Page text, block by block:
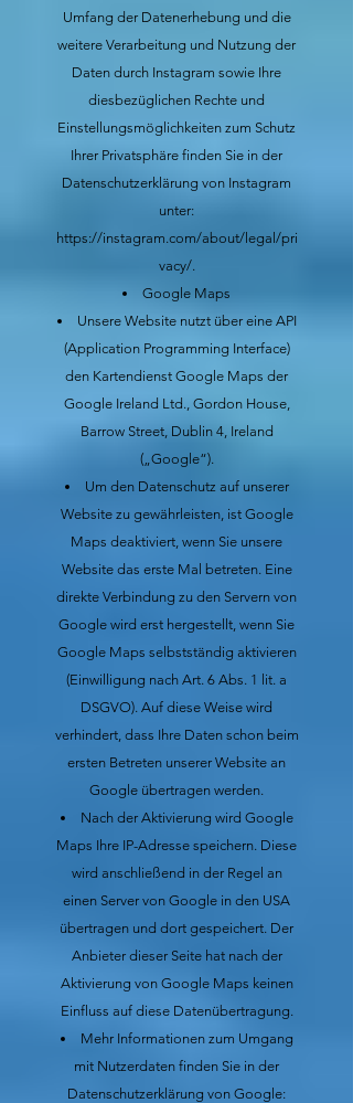
Umfang der Datenerhebung und die
weitere Verarbeitung und Nutzung der
Daten durch Instagram sowie Ihre
diesbezüglichen Rechte und
Einstellungsmöglichkeiten zum Schutz
Ihrer Privatsphäre finden Sie in der
Datenschutzerklärung von Instagram
unter:
https://instagram.com/about/legal/pri
vacy/.
Google Maps
Unsere Website nutzt über eine API
(Application Programming Interface)
den Kartendienst Google Maps der
Google Ireland Ltd., Gordon House,
Barrow Street, Dublin 4, Ireland
(„Google“).
Um den Datenschutz auf unserer
Website zu gewährleisten, ist Google
Maps deaktiviert, wenn Sie unsere
Website das erste Mal betreten. Eine
direkte Verbindung zu den Servern von
Google wird erst hergestellt, wenn Sie
Google Maps selbstständig aktivieren
(Einwilligung nach Art. 6 Abs. 1 lit. a
DSGVO). Auf diese Weise wird
verhindert, dass Ihre Daten schon beim
ersten Betreten unserer Website an
Google übertragen werden.
Nach der Aktivierung wird Google
Maps Ihre IP-Adresse speichern. Diese
wird anschließend in der Regel an
einen Server von Google in den USA
übertragen und dort gespeichert. Der
Anbieter dieser Seite hat nach der
Aktivierung von Google Maps keinen
Einfluss auf diese Datenübertragung.
Mehr Informationen zum Umgang
mit Nutzerdaten finden Sie in der
Datenschutzerklärung von Google: